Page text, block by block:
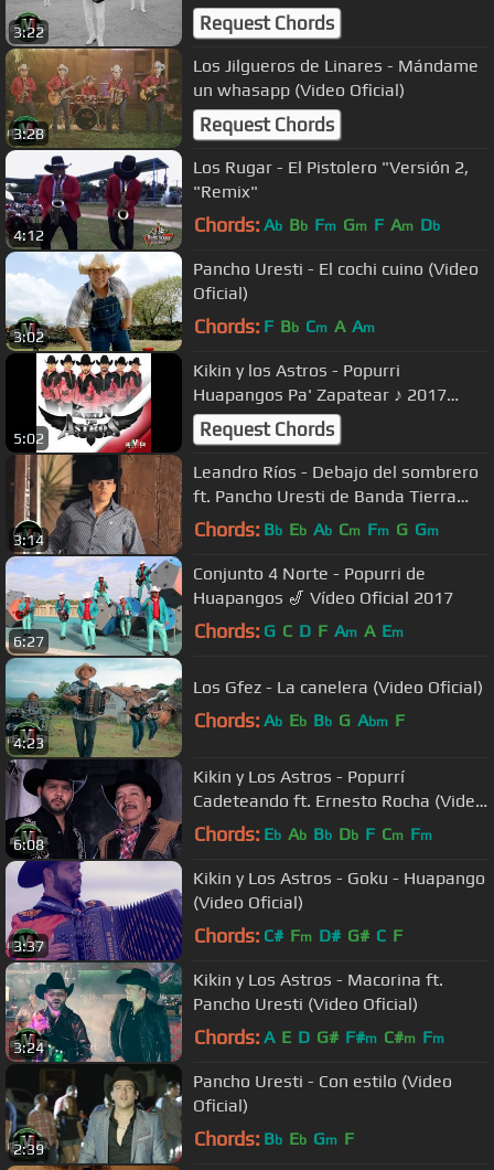
3:22 Request Chords
3:28
Los Jilgueros de Linares - Mándame
un whasapp (Video Oficial)
Request Chords
4:12
Los Rugar - El Pistolero "Versión 2,
"Remix"
Chords: Ab Bb Fm Gm F Am Db
3:02
Pancho Uresti - El cochi cuino (Video
Oficial)
Chords: F Bb Cm A Am
5:02
Kikin y los Astros - Popurri
Huapangos Pa' Zapatear ♪ 2017
(Audio Original)
Request Chords
3:14
Leandro Ríos - Debajo del sombrero
ft. Pancho Uresti de Banda Tierra
Sagrada (Video Oficial)
Chords: Bb Eb Ab Cm Fm G Gm
6:27
Conjunto 4 Norte - Popurri de
Huapangos 🎷 Vídeo Oficial 2017
Chords: G C D F Am A Em
4:23
Los Gfez - La canelera (Video Oficial)
Chords: Ab Eb Bb G Abm F
6:08
Kikin y Los Astros - Popurrí
Cadeteando ft. Ernesto Rocha (Video
Oficial)
Chords: Eb Ab Bb Db F Cm Fm
3:37
Kikin y Los Astros - Goku - Huapango
(Video Oficial)
Chords: C# Fm D# G# C F
3:24
Kikin y Los Astros - Macorina ft.
Pancho Uresti (Video Oficial)
Chords: A E D G# F#m C#m Fm
2:39
Pancho Uresti - Con estilo (Video
Oficial)
Chords: Bb Eb Gm F